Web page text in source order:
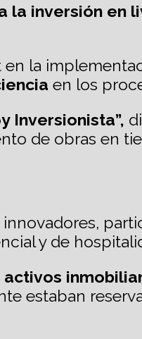
la inversión en
la
en los
Inversionista”,
de obras en
y de
activos
estaban